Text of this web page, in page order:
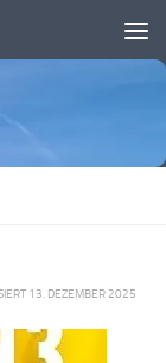
13. DEZEMBER 2025